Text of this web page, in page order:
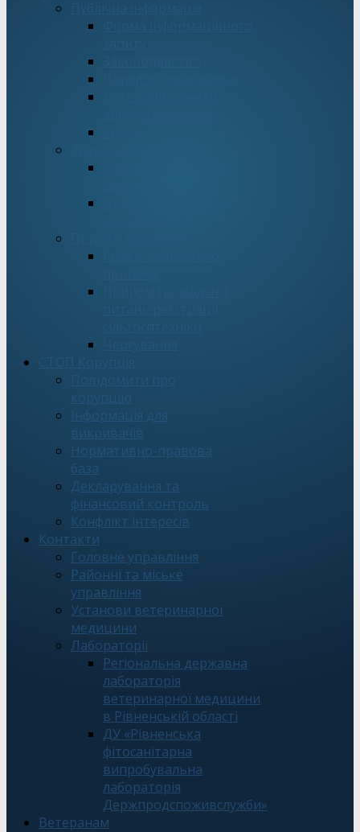
СТОП Корупція
Повідомити про
корупцію
Інформація для
викривачів
Нормативно-правова
база
Декларування та
фінансовий контроль
Конфлікт інтересів
Контакти
Головне управління
Районні та міське
управління
Установи ветеринарної
медицини
Лабораторії
Регіональна державна
лабораторія
ветеринарної медицини
в Рівненській області
ДУ «Рівненська
фітосанітарна
випробувальна
лабораторія
Держпродспоживслужби»
Ветеранам